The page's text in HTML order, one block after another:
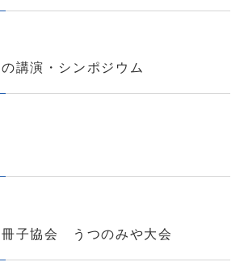
講演・シンポジウム
冊子協会 うつのみや大会